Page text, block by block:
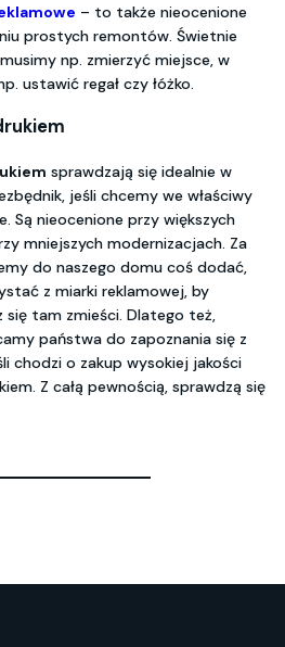
– to także nieocenione
prostych remontów. Świetnie
np. zmierzyć miejsce, w
ustawić regał czy łóżko.
sprawdzają się idealnie w
jeśli chcemy we właściwy
Są nieocenione przy większych
mniejszych modernizacjach. Za
do naszego domu coś dodać,
z miarki reklamowej, by
się tam zmieści. Dlatego też,
państwa do zapoznania się z
chodzi o zakup wysokiej jakości
Z całą pewnością, sprawdzą się